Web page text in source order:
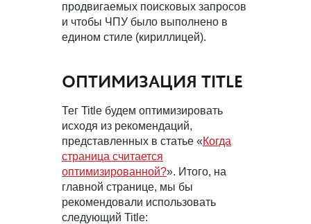
продвигаемых поисковых запросов
и чтобы ЧПУ было выполнено в
едином стиле (кириллицей).
ОПТИМИЗАЦИЯ TITLE
Тег Title будем оптимизировать
исходя из рекомендаций,
представленных в статье «Когда
страница считается
оптимизированной?». Итого, на
главной странице, мы бы
рекомендовали использовать
следующий Title: